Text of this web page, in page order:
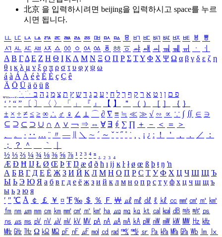
北京 을 입력하시려면 beijing을 입력하시고 space를 누르
시면 됩니다.
ㅥ ㅦ ㅧ ㅨ ㅩ ㅪ ㅫ ㅬ ㅭ ㅮ ㅯ ㅰ ㅱ ㅲ ㅳ ㅴ ㅵ ㅶ ㅷ ㅸ
ㅹ
ㅺ ㅻ ㅼ ㅽ ㅾ ㅿ ㆀ ㆁ ㆂ ㆃ ㆄ ㆅ ㆆ ㆇ ㆈ ㆉ ㆊ ㆋ ㆌ ㆍ
ㆎ
Α Β ΓΔ Ε Ζ Η Θ Ι ΚΛ Μ Ν Ξ Ο Π Ρ Σ ΤΥ Φ Χ Ψ Ω α β γ δ ε ζ η
θ ι κ λ μ ν ξ ο π ρ σ τ υ φ χ ψ ω
á à Á À é è É È ç Ç ê
Ä Ö Ü ä ö ü ß
ִֶֹ ֻּ ׁׂ פ ם ן ו ט א ר ק ף ך ל ח י ע כ ג ד ש ץ ת צ מ נ ה ב
‘ ’ “ ” 〔 〕 〈 〉 「 」 『 』 【 】 ＂ （ ） ［ ］ ｛ ｝
± × ÷ ≠ ≤ ≥ ∞ ∴ ♂ ♀ ∠ ⊥ ⌒ ∂ ∇ ≡ ≒ ≪ ≫ √ ∽ ∝ ∵ ∫ ∬ ∈ ∋
⊆ ⊇ ⊂ ⊃ ∪ ∩ ∧ ∨ ￢ ⇒ ⇔ ∀ ∃ ∮ ∑ ∏ ＋ － ＜ ＝
＞
、
。 · ‥ … ¨ 〃 ― ＼ ∼ ´ ～ ˇ ˘ ˝ ˚ ˙ ¸ ¡ ¿ ː ！ ＇ ， ． ／
：
；
？ ＾ ｀
½ ⅓ ⅔ ¼ ¾ ⅛ ⅜ ⅝ ⅞ ¹ ² ³ ⁴ ⁿ ₁ ₂ ₃ ₄
Æ Ð Ħ Ĳ Ł Ø Œ Þ Ŧ Ŋ æ đ ð ħ ı ĳ ĸ ŀ ł ø œ ß þ ŧ ŋ ŉ
А Б В Г Д Е Ё Ж З И Й К Л М Н О П Р С Т У Ф Х Ц Ч Ш Щ Ъ
Ы Ь Э Ю Я а б в г д е ё ж з и й к л м н о п р с т у ф х ц ч ш щ ъ
ы ь э ю я
′ ″ ℃ Å ￠ ￡ ￥ ¤ ℉ ‰ ＄ ％ Ｆ ￦ ㎕ ㎖ ㎗ ℓ ㎘ ㏄ ㎣ ㎤ ㎥ ㎦
㎙ ㎚ ㎛ ㎜ ㎝ ㎞ ㎟ ㎠ ㎡ ㎢ ㏊ ㎍ ㎎ ㎏ ㏏ ㎈ ㎉ ㏈ ㎧ ㎨ ㎰
㎱ ㎲ ㎳ ㎴ ㎵ ㎶ ㎷ ㎸ ㎹ ㎀ ㎁ ㎂ ㎃ ㎄ ㎺ ㎻ ㎽ ㎾ ㎿ ㎐ ㎑
㎒ ㎓ ㎔ Ω ㏀ ㏁ ㎊ ㎋ ㎌ ㏖ ㏅ ㎭ ㎮ ㎯ ㏛ ㎩ ㎪ ㎫ ㎬ ㏝ ㏐
㏓